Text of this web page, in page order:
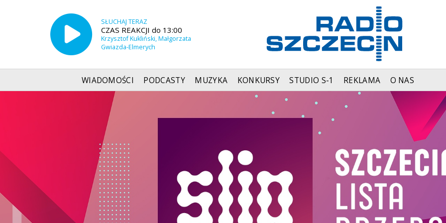
SŁUCHAJ TERAZ
CZAS REAKCJI do 13:00
Krzysztof Kukliński, Małgorzata
Gwiazda-Elmerych
WIADOMOŚCI PODCASTY MUZYKA KONKURSY STUDIO S-1 REKLAMA O NAS